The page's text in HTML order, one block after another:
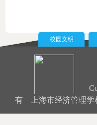
校园文明
有 上海市经济管理